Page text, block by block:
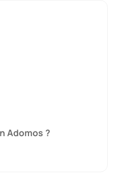
Adomos ?